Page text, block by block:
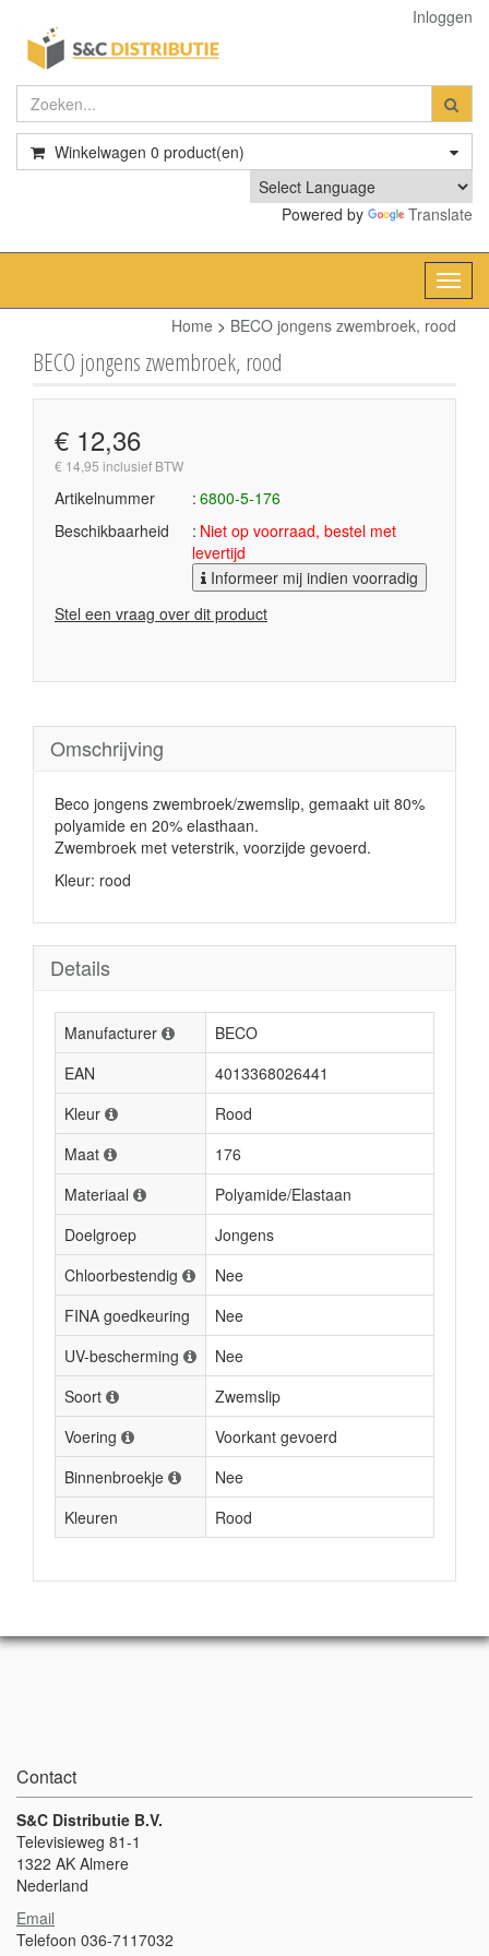
Inloggen
Winkelwagen 0 product(en)
Powered by Translate
Home > BECO jongens zwembroek, rood
BECO jongens zwembroek, rood
€ 12,36
€ 14,95 inclusief BTW
Artikelnummer
6800-5-176
Beschikbaarheid
Niet op voorraad, bestel met
levertijd
Informeer mij indien voorradig
Stel een vraag over dit product
Omschrijving
Beco jongens zwembroek/zwemslip, gemaakt uit 80%
polyamide en 20% elasthaan.
Zwembroek met veterstrik, voorzijde gevoerd.
Kleur: rood
Details
Manufacturer
BECO
EAN
4013368026441
Kleur
Rood
Maat
176
Materiaal
Polyamide/Elastaan
Doelgroep
Jongens
Chloorbestendig
Nee
FINA goedkeuring
Nee
UV-bescherming
Nee
Soort
Zwemslip
Voering
Voorkant gevoerd
Binnenbroekje
Nee
Kleuren
Rood
Contact
S&C Distributie B.V.
Televisieweg 81-1
1322 AK Almere
Nederland
Email
Telefoon 036-7117032